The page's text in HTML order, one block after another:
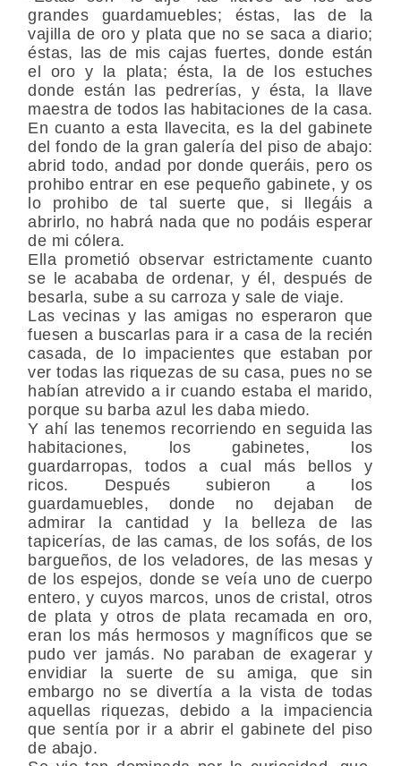
grandes guardamuebles; éstas, las de la
vajilla de oro y plata que no se saca a diario;
éstas, las de mis cajas fuertes, donde están
el oro y la plata; ésta, la de los estuches
donde están las pedrerías, y ésta, la llave
maestra de todos las habitaciones de la casa.
En cuanto a esta llavecita, es la del gabinete
del fondo de la gran galería del piso de abajo:
abrid todo, andad por donde queráis, pero os
prohibo entrar en ese pequeño gabinete, y os
lo prohibo de tal suerte que, si llegáis a
abrirlo, no habrá nada que no podáis esperar
de mi cólera.
Ella prometió observar estrictamente cuanto
se le acababa de ordenar, y él, después de
besarla, sube a su carroza y sale de viaje.
Las vecinas y las amigas no esperaron que
fuesen a buscarlas para ir a casa de la recién
casada, de lo impacientes que estaban por
ver todas las riquezas de su casa, pues no se
habían atrevido a ir cuando estaba el marido,
porque su barba azul les daba miedo.
Y ahí las tenemos recorriendo en seguida las
habitaciones, los gabinetes, los
guardarropas, todos a cual más bellos y
ricos. Después subieron a los
guardamuebles, donde no dejaban de
admirar la cantidad y la belleza de las
tapicerías, de las camas, de los sofás, de los
bargueños, de los veladores, de las mesas y
de los espejos, donde se veía uno de cuerpo
entero, y cuyos marcos, unos de cristal, otros
de plata y otros de plata recamada en oro,
eran los más hermosos y magníficos que se
pudo ver jamás. No paraban de exagerar y
envidiar la suerte de su amiga, que sin
embargo no se divertía a la vista de todas
aquellas riquezas, debido a la impaciencia
que sentía por ir a abrir el gabinete del piso
de abajo.